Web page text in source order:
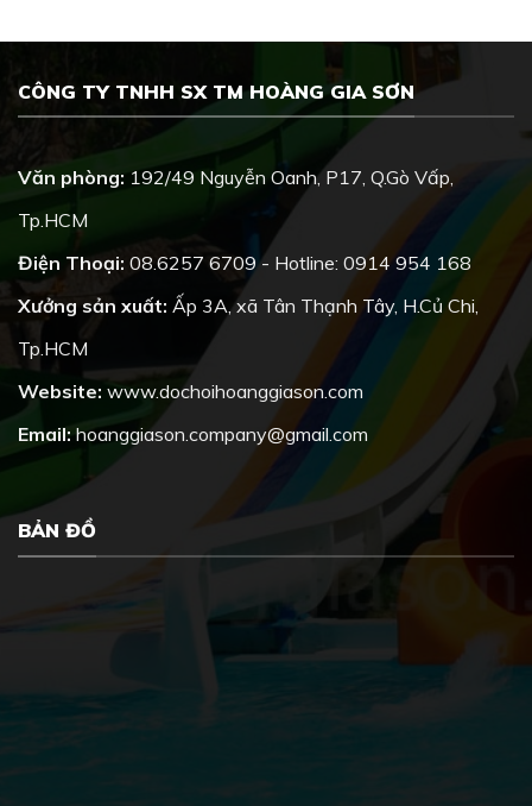
CÔNG TY TNHH SX TM HOÀNG GIA SƠN
Văn phòng: 192/49 Nguyễn Oanh, P17, Q.Gò Vấp,
Tp.HCM
Điện Thoại: 08.6257 6709 - Hotline: 0914 954 168
Xưởng sản xuất: Ấp 3A, xã Tân Thạnh Tây, H.Củ Chi,
Tp.HCM
Website: www.dochoihoanggiason.com
Email:hoanggiason.company@gmail.com
BẢN ĐỒ